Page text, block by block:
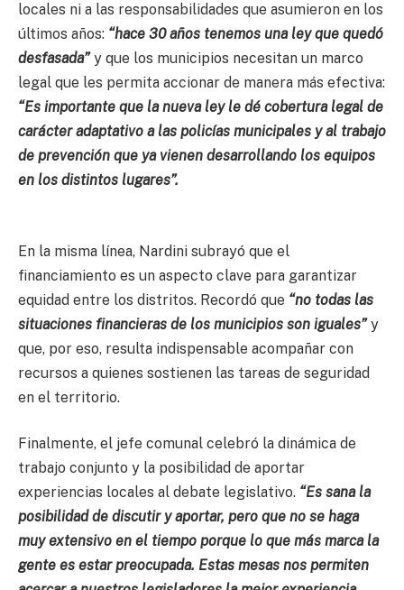
locales ni a las responsabilidades que asumieron en los
últimos años: “hace 30 años tenemos una ley que quedó
desfasada”y que los municipios necesitan un marco
legal que les permita accionar de manera más efectiva:
“Es importante que la nueva ley le dé cobertura legal de
carácter adaptativo a las policías municipales y al trabajo
de prevención que ya vienen desarrollando los equipos
en los distintos lugares”.
En la misma línea, Nardini subrayó que el
financiamiento es un aspecto clave para garantizar
equidad entre los distritos. Recordó que “no todas las
situaciones financieras de los municipios son iguales”y
que, por eso, resulta indispensable acompañar con
recursos a quienes sostienen las tareas de seguridad
en el territorio.
Finalmente, el jefe comunal celebró la dinámica de
trabajo conjunto y la posibilidad de aportar
experiencias locales al debate legislativo. “Es sana la
posibilidad de discutir y aportar, pero que no se haga
muy extensivo en el tiempo porque lo que más marca la
gente es estar preocupada. Estas mesas nos permiten